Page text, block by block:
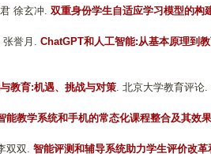
徐玄冲. 双重身份学生自适应学习模型的构
誉月 . ChatGPT和人工智能:从基本原理到
教育:机遇、挑战与对策. 北京大学教育评论.
能教学系统和手机的常态化课程整合及其效
双双. 智能评测和辅导系统助力学生评价改革